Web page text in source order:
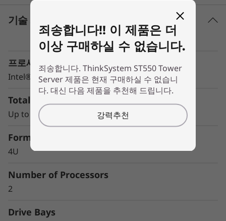
중점 사항
거의 모든 워크로드의 성능 및 비용 요구에 부합
하도록 최적화된 시스템 설계
NVMe 드라이브와 함께 최신 프로세서 및 메모
리 기술이 제공하는 강력한 성능
스토리지 구성에서 최고의 유연성을 구현하는
잠금 방식 베젤, 켄싱턴 잠금 슬롯, 섀시 침입 스
위치, TPM 1.2/2.0 등 고급 보안 기술
기라 책상 밑, 책상 옆 또는 데이터 센터 랙 마운
기술 사양
프로세서
Intel® Xeon® 2nd Generation
Total Memory Capacity
Up to 12x TruDDR4 RDIMM slots
Form Factor
4U
Number of Processors
2
Drive Bays
죄송합니다!! 이 제품은 더
이상 구매하실 수 없습니다.
죄송합니다. ThinkSystem ST550 Tower
Server 제품은 현재 구매하실 수 없습니
다. 대신 다음 제품을 추천해 드립니다.
강력추천